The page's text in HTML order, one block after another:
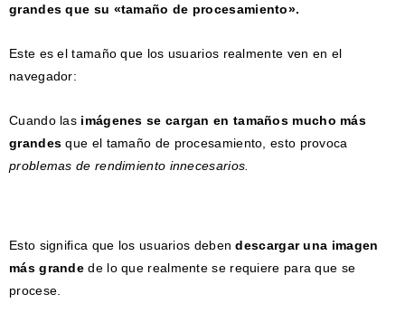
grandes que su «tamaño de procesamiento».
Este es el tamaño que los usuarios realmente ven en el
navegador:
Cuando las imágenes se cargan en tamaños mucho más
grandes que el tamaño de procesamiento, esto provoca
problemas de rendimiento innecesarios.
Esto significa que los usuarios debendescargar una imagen
más grande de lo que realmente se requiere para que se
procese.